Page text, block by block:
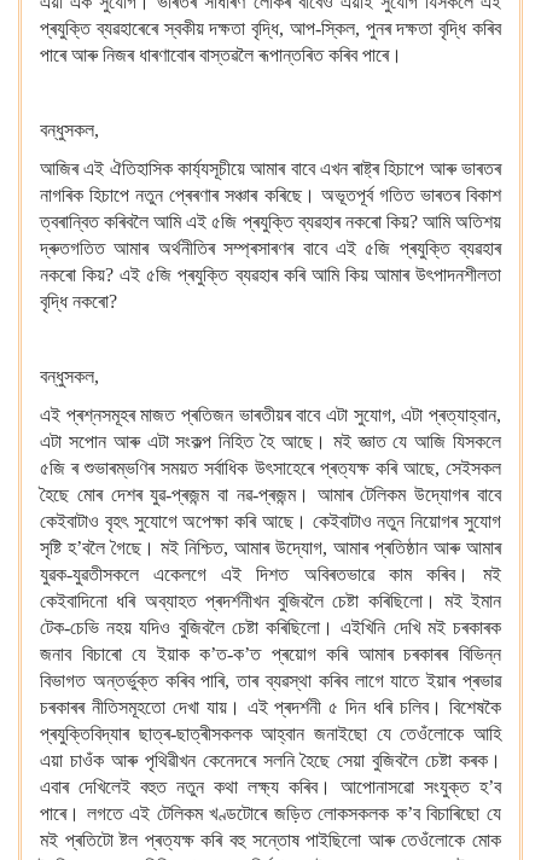
প্ৰযুক্তি ব্যৱহাৰেৰে স্বকীয় দক্ষতা বৃদ্ধি, আপ-স্কিল, পুনৰ দক্ষতা বৃদ্ধি কৰিব
পাৰে আৰু নিজৰ ধাৰণাবোৰ বাস্তৱলৈ ৰূপান্তৰিত কৰিব পাৰে।
বন্ধুসকল,
আজিৰ এই ঐতিহাসিক কাৰ্য্যসূচীয়ে আমাৰ বাবে এখন ৰাষ্ট্ৰ হিচাপে আৰু ভাৰতৰ
নাগৰিক হিচাপে নতুন প্ৰেৰণাৰ সঞ্চাৰ কৰিছে। অভূতপূৰ্ব গতিত ভাৰতৰ বিকাশ
ত্বৰান্বিত কৰিবলৈ আমি এই ৫জি প্ৰযুক্তি ব্যৱহাৰ নকৰো কিয়? আমি অতিশয়
দ্ৰুতগতিত আমাৰ অৰ্থনীতিৰ সম্প্ৰসাৰণৰ বাবে এই ৫জি প্ৰযুক্তি ব্যৱহাৰ
নকৰো কিয়? এই ৫জি প্ৰযুক্তি ব্যৱহাৰ কৰি আমি কিয় আমাৰ উৎপাদনশীলতা
বৃদ্ধি নকৰো?
বন্ধুসকল,
এই প্ৰশ্নসমূহৰ মাজত প্ৰতিজন ভাৰতীয়ৰ বাবে এটা সুযোগ, এটা প্ৰত্যাহ্বান,
এটা সপোন আৰু এটা সংকল্প নিহিত হৈ আছে। মই জ্ঞাত যে আজি যিসকলে
৫জি ৰ শুভাৰম্ভণিৰ সময়ত সৰ্বাধিক উৎসাহেৰে প্ৰত্যক্ষ কৰি আছে, সেইসকল
হৈছে মোৰ দেশৰ যুৱ-প্ৰজন্ম বা নৱ-প্ৰজন্ম। আমাৰ টেলিকম উদ্যোগৰ বাবে
কেইবাটাও বৃহৎ সুযোগে অপেক্ষা কৰি আছে। কেইবাটাও নতুন নিয়োগৰ সুযোগ
সৃষ্টি হ’বলৈ গৈছে। মই নিশ্চিত, আমাৰ উদ্যোগ, আমাৰ প্ৰতিষ্ঠান আৰু আমাৰ
যুৱক-যুৱতীসকলে একেলগে এই দিশত অবিৰতভাৱে কাম কৰিব। মই
কেইবাদিনো ধৰি অব্যাহত প্ৰদৰ্শনীখন বুজিবলৈ চেষ্টা কৰিছিলো। মই ইমান
টেক-চেভি নহয় যদিও বুজিবলৈ চেষ্টা কৰিছিলো। এইখিনি দেখি মই চৰকাৰক
জনাব বিচাৰো যে ইয়াক ক’ত-ক’ত প্ৰয়োগ কৰি আমাৰ চৰকাৰৰ বিভিন্ন
বিভাগত অন্তৰ্ভুক্ত কৰিব পাৰি, তাৰ ব্যৱস্থা কৰিব লাগে যাতে ইয়াৰ প্ৰভাৱ
চৰকাৰৰ নীতিসমূহতো দেখা যায়। এই প্ৰদৰ্শনী ৫ দিন ধৰি চলিব। বিশেষকৈ
প্ৰযুক্তিবিদ্যাৰ ছাত্ৰ-ছাত্ৰীসকলক আহ্বান জনাইছো যে তেওঁলোকে আহি
এয়া চাওঁক আৰু পৃথিৱীখন কেনেদৰে সলনি হৈছে সেয়া বুজিবলৈ চেষ্টা কৰক।
এবাৰ দেখিলেই বহুত নতুন কথা লক্ষ্য কৰিব। আপোনাসৱো সংযুক্ত হ’ব
পাৰে। লগতে এই টেলিকম খণ্ডটোৰে জড়িত লোকসকলক ক’ব বিচাৰিছো যে
মই প্ৰতিটো ষ্টল প্ৰত্যক্ষ কৰি বহু সন্তোষ পাইছিলো আৰু তেওঁলোকে মোক